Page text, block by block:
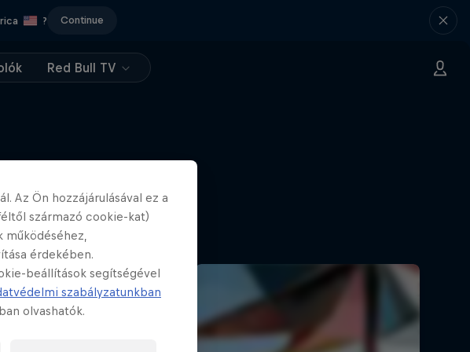
? Continue
Red Bull TV
Az Ön hozzájárulásával ez a
származó cookie-kat)
érdekében.
beállítások segítségével
szabályzatunkban
olvashatók.